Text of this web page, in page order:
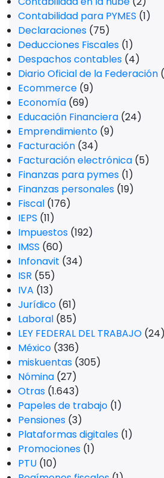
Contabilidad para PYMES (1)
Declaraciones (75)
Deducciones Fiscales (1)
Despachos contables (4)
Diario Oficial de la Federación
Ecommerce (9)
Economía (69)
Educación Financiera (24)
Emprendimiento (9)
Facturación (34)
Facturación electrónica (5)
Finanzas para pymes (1)
Finanzas personales (19)
Fiscal (176)
IEPS (11)
Impuestos (192)
IMSS (60)
Infonavit (34)
ISR (55)
IVA (13)
Jurídico (61)
Laboral (85)
LEY FEDERAL DEL TRABAJO (24)
México (336)
miskuentas (305)
Nómina (27)
Otras (1.643)
Papeles de trabajo (1)
Pensiones (3)
Plataformas digitales (1)
Promociones (1)
PTU (10)